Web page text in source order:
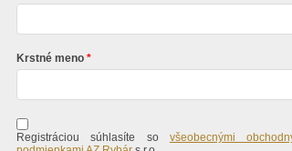
Krstné meno
Registráciou súhlasíte so všeobecnými